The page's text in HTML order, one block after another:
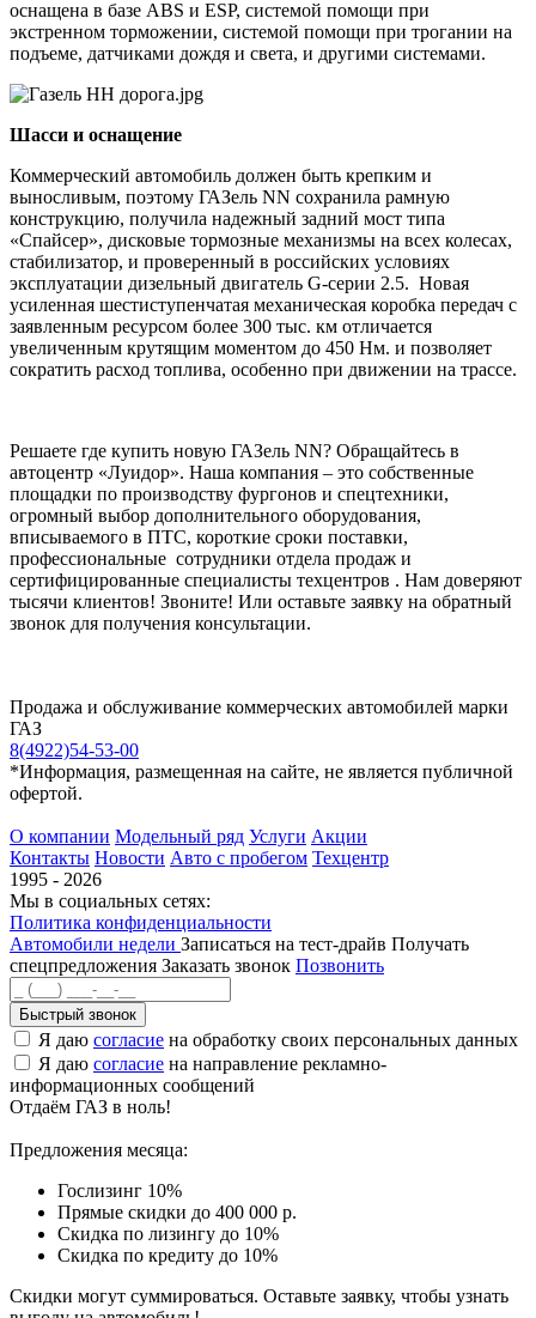
оснащена в базе ABS и ESP, системой помощи при
экстренном торможении, системой помощи при трогании на
подъеме, датчиками дождя и света, и другими системами.
Шасси и оснащение
Коммерческий автомобиль должен быть крепким и
выносливым, поэтому ГАЗель NN сохранила рамную
конструкцию, получила надежный задний мост типа
«Спайсер», дисковые тормозные механизмы на всех колесах,
стабилизатор, и проверенный в российских условиях
эксплуатации дизельный двигатель G-серии 2.5. Новая
усиленная шестиступенчатая механическая коробка передач с
заявленным ресурсом более 300 тыс. км отличается
увеличенным крутящим моментом до 450 Нм. и позволяет
сократить расход топлива, особенно при движении на трассе.
Решаете где купить новую ГАЗель NN? Обращайтесь в
автоцентр «Луидор». Наша компания – это собственные
площадки по производству фургонов и спецтехники,
огромный выбор дополнительного оборудования,
вписываемого в ПТС, короткие сроки поставки,
профессиональные сотрудники отдела продаж и
сертифицированные специалисты техцентров . Нам доверяют
тысячи клиентов! Звоните! Или оставьте заявку на обратный
звонок для получения консультации.
Продажа и обслуживание коммерческих автомобилей марки
ГАЗ
8(4922)54-53-00
*Информация, размещенная на сайте, не является публичной
офертой.
О компании Модельный ряд Услуги Акции
Контакты Новости Авто с пробегом Техцентр
1995 - 2026
Мы в социальных сетях:
Политика конфиденциальности
Автомобили недели Записаться на тест-драйв Получать
спецпредложения Заказать звонок Позвонить
Быстрый звонок
Я даю согласие на обработку своих персональных данных
Я даю согласие на направление рекламно-
информационных сообщений
Отдаём ГАЗ в ноль!
Предложения месяца:
Гослизинг 10%
Прямые скидки до 400 000 р.
Скидка по лизингу до 10%
Скидка по кредиту до 10%
Скидки могут суммироваться. Оставьте заявку, чтобы узнать